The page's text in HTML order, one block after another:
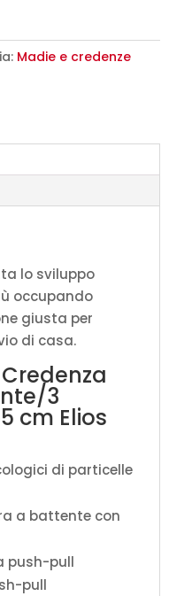
Madie e credenze
lo sviluppo
occupando
giusta per
di casa.
3
cm Elios
di particelle
a battente con
push-pull
pull